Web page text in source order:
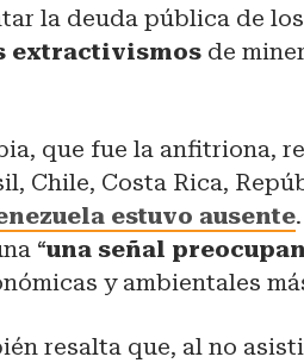
la deuda pública de
extractivismos de
que fue la anfitriona,
Chile, Costa Rica,
estuvo ausente
“una señal
y ambientales
resalta que, al no